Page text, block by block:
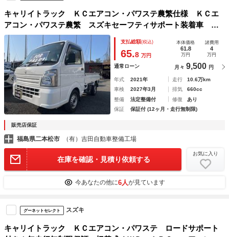
キャリイトラック ＫＣエアコン・パワステ農繁仕様 ＫＣエ
アコン・パワステ農繁 スズキセーフティサポート装着車 ４
ＷＤ ５速マニュアル ナビ デフロック 荷台作業灯 エア
バック ＡＢＳ フルセグ 荷台マット ドアバイザー
支払総額(税込)
65.8 万円
本体価格
61.8
万円
諸費用
4
万円
通常ローン 月々 9,500 円
年式 2021年 走行
10.6万km
車検
2027年3月 排気
660cc
整備
法定整備付 修復
あり
保証
保証付 (12ヶ月・走行無制限)
販売店保証
福島県二本松市 （有）吉田自動車整備工場
在庫を確認・見積り依頼する
お気に入り
今あなたの他に6人が見ています
グーネットセレクト スズキ
キャリイトラック ＫＣエアコン・パワステ ロードサポート